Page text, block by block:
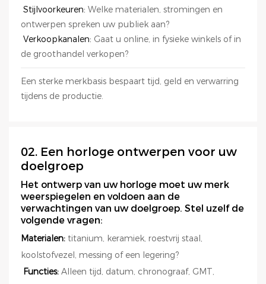
Stijlvoorkeuren: Welke materialen, stromingen en
ontwerpen spreken uw publiek aan?
Verkoopkanalen: Gaat u online, in fysieke winkels of in
de groothandel verkopen?
Een sterke merkbasis bespaart tijd, geld en verwarring
tijdens de productie.
02. Een horloge ontwerpen voor uw
doelgroep
Het ontwerp van uw horloge moet uw merk
weerspiegelen en voldoen aan de
verwachtingen van uw doelgroep. Stel uzelf de
volgende vragen:
Materialen: titanium, keramiek, roestvrij staal,
koolstofvezel, messing of een legering?
Functies: Alleen tijd, datum, chronograaf, GMT,